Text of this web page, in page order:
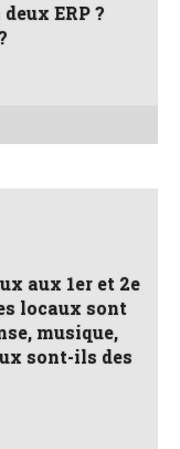
ERP ?
aux 1er et 2e
locaux sont
musique,
sont-ils des